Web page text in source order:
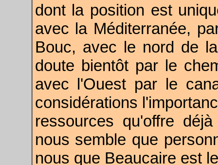
dont la position est
avec la Méditerranée,
Bouc, avec le nord de
doute bientôt par le
avec l'Ouest par le
considérations
ressources qu'offre
nous semble que
nous que Beaucaire est